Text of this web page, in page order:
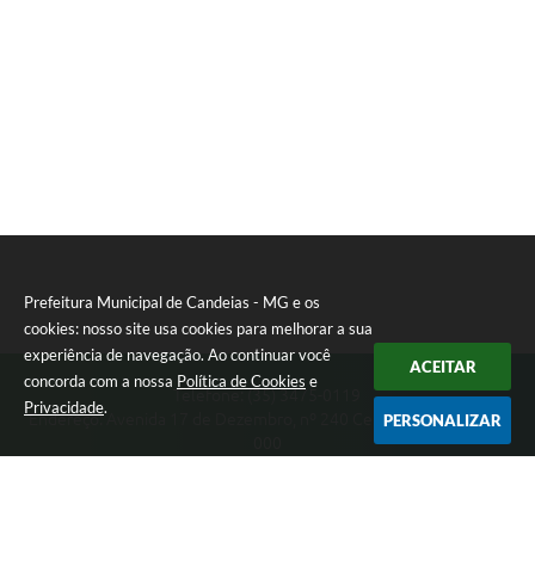
Prefeitura Municipal de Candeias - MG e os
cookies: nosso site usa cookies para melhorar a sua
experiência de navegação. Ao continuar você
concorda com a nossa Política de Cookies e
Privacidade.
ACEITAR
PERSONALIZAR
Telefone: (35) 3475-0119
Endereço: Avenida 17 de Dezembro, nº 240 Centro | CEP: 37280-